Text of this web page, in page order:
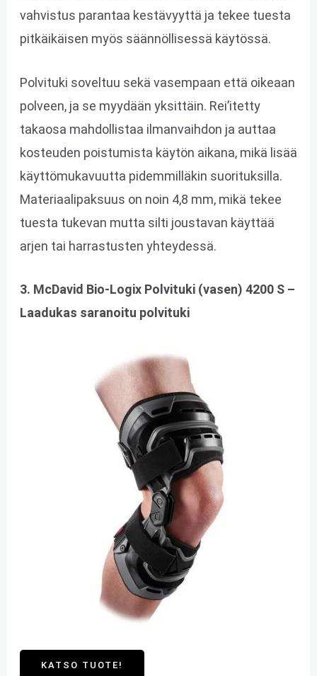
vahvistus parantaa kestävyyttä ja tekee tuesta
pitkäikäisen myös säännöllisessä käytössä.
Polvituki soveltuu sekä vasempaan että oikeaan
polveen, ja se myydään yksittäin. Rei’itetty
takaosa mahdollistaa ilmanvaihdon ja auttaa
kosteuden poistumista käytön aikana, mikä lisää
käyttömukavuutta pidemmilläkin suorituksilla.
Materiaalipaksuus on noin 4,8 mm, mikä tekee
tuesta tukevan mutta silti joustavan käyttää
arjen tai harrastusten yhteydessä.
3. McDavid Bio-Logix Polvituki (vasen) 4200 S –
Laadukas saranoitu polvituki
KATSO TUOTE!